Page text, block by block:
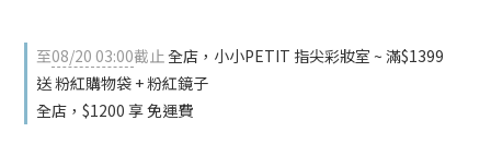
至08/20 03:00截止全店，小小PETIT 指尖彩妝室 ~ 滿$1399
送 粉紅購物袋 + 粉紅鏡子
全店，$1200 享 免運費